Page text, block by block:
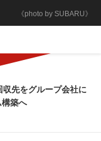
《photo by SUBARU》
先をグループ会社に
築へ